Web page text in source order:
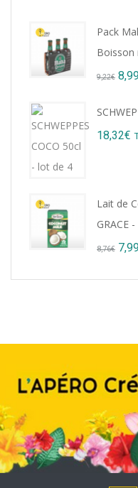
Pack
Boisson
9,22€
18,32€
Lait de
GRACE
8,76€